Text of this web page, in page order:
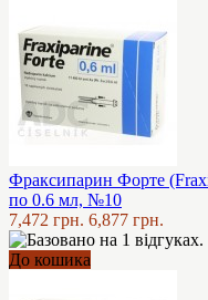
Фраксипарин Форте
по 0.6 мл, №10
7,472 грн. 6,877 грн.
До кошика